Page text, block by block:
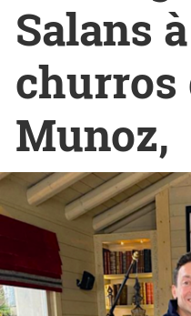
Salans
churros
Munoz,